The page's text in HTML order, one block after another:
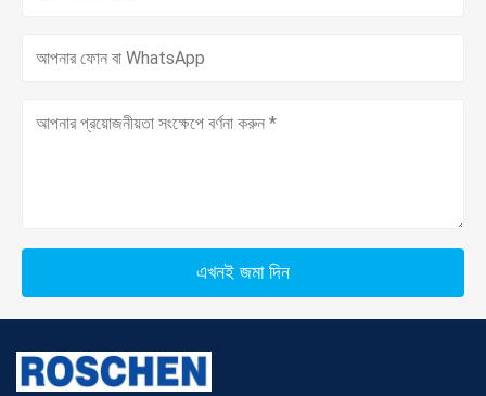
এখনই জমা দিন